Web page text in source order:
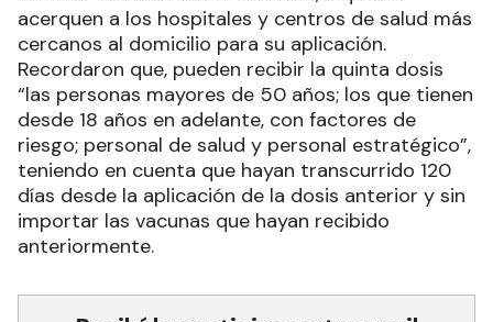
acerquen a los hospitales y centros de salud más
cercanos al domicilio para su aplicación.
Recordaron que, pueden recibir la quinta dosis
“las personas mayores de 50 años; los que tienen
desde 18 años en adelante, con factores de
riesgo; personal de salud y personal estratégico”,
teniendo en cuenta que hayan transcurrido 120
días desde la aplicación de la dosis anterior y sin
importar las vacunas que hayan recibido
anteriormente.